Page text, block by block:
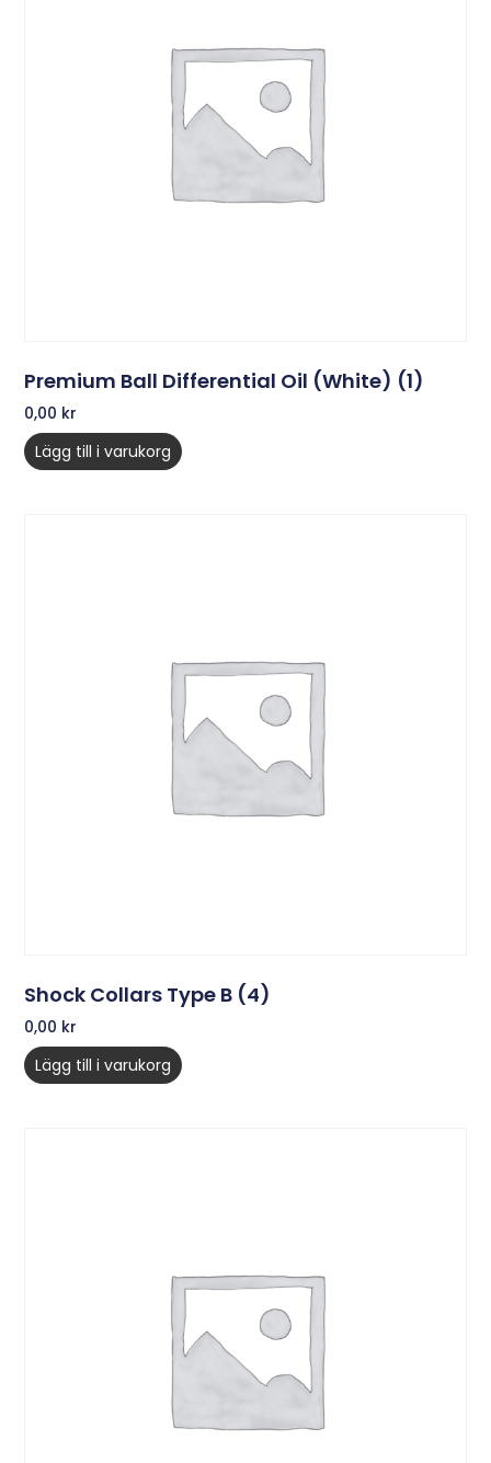
Premium Ball Differential Oil (White) (1)
0,00 kr
Lägg till i varukorg
Shock Collars Type B (4)
0,00 kr
Lägg till i varukorg